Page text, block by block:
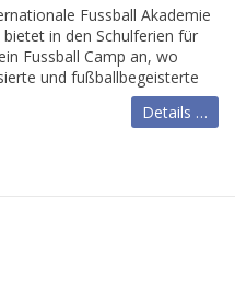
Fussball Akademie
bietet in den Schulferien für
Fussball Camp an, wo
und fußballbegeisterte
Details …